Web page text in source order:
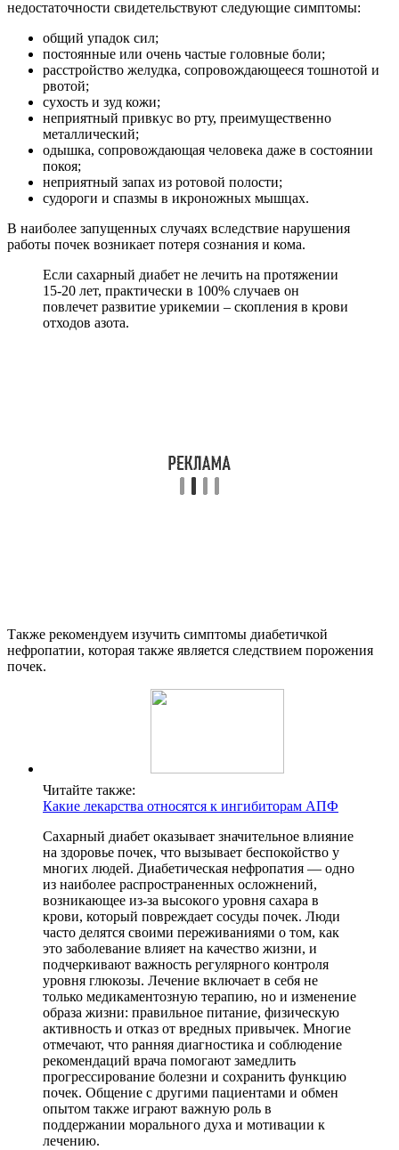
недостаточности свидетельствуют следующие симптомы:
общий упадок сил;
постоянные или очень частые головные боли;
расстройство желудка, сопровождающееся тошнотой и
рвотой;
сухость и зуд кожи;
неприятный привкус во рту, преимущественно
металлический;
одышка, сопровождающая человека даже в состоянии
покоя;
неприятный запах из ротовой полости;
судороги и спазмы в икроножных мышцах.
В наиболее запущенных случаях вследствие нарушения
работы почек возникает потеря сознания и кома.
Если сахарный диабет не лечить на протяжении
15-20 лет, практически в 100% случаев он
повлечет развитие урикемии – скопления в крови
отходов азота.
Также рекомендуем изучить симптомы диабетичкой
нефропатии, которая также является следствием порожения
почек.
Читайте также:
Какие лекарства относятся к ингибиторам АПФ
Сахарный диабет оказывает значительное влияние
на здоровье почек, что вызывает беспокойство у
многих людей. Диабетическая нефропатия — одно
из наиболее распространенных осложнений,
возникающее из-за высокого уровня сахара в
крови, который повреждает сосуды почек. Люди
часто делятся своими переживаниями о том, как
это заболевание влияет на качество жизни, и
подчеркивают важность регулярного контроля
уровня глюкозы. Лечение включает в себя не
только медикаментозную терапию, но и изменение
образа жизни: правильное питание, физическую
активность и отказ от вредных привычек. Многие
отмечают, что ранняя диагностика и соблюдение
рекомендаций врача помогают замедлить
прогрессирование болезни и сохранить функцию
почек. Общение с другими пациентами и обмен
опытом также играют важную роль в
поддержании морального духа и мотивации к
лечению.